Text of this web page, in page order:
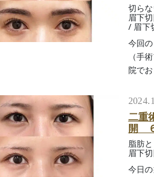
切ら
眉下
/ 眉下
今回
（手
院で
二重
開
脂肪
眉下
今日